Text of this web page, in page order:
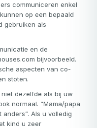
communiceren enkel
op een bepaald
gebruiken als
en de
bijvoorbeeld.
aspecten van co-
stoten.
dezelfde als bij uw
normaal. “Mama/papa
Als u volledig
kind u zeer